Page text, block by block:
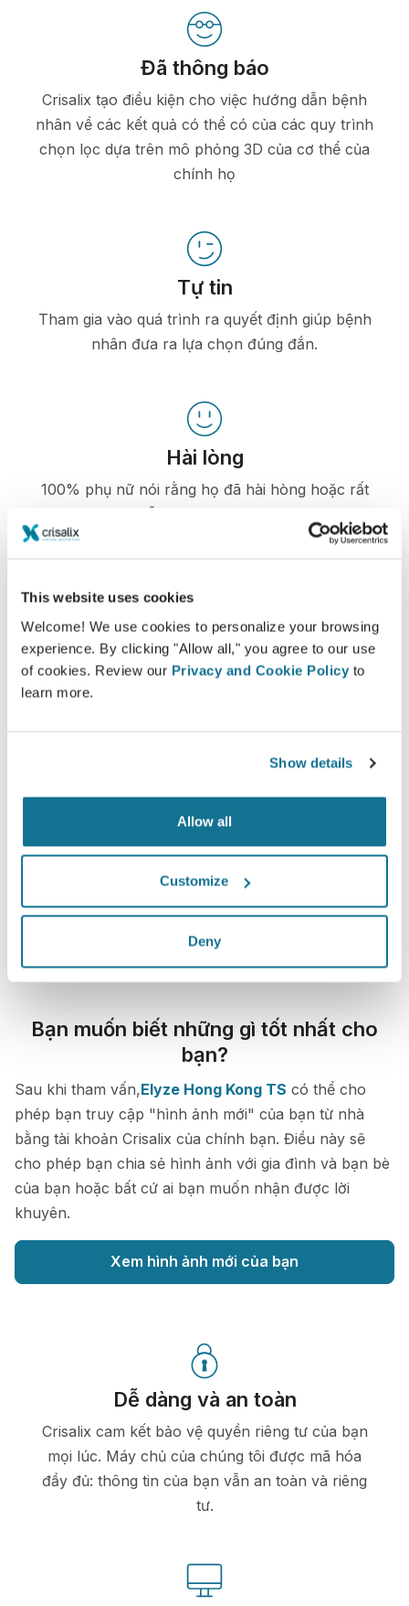
This website uses cookies
Welcome! We use cookies to personalize your browsing
experience. By clicking "Allow all," you agree to our use
of cookies. Review our Privacy and Cookie Policy to
learn more.
Show details
Allow all
Customize
Deny
Đã thông báo
Crisalix tạo điều kiện cho việc hướng dẫn bệnh
nhân về các kết quả có thể có của các quy trình
chọn lọc dựa trên mô phỏng 3D của cơ thể của
chính họ
Tự tin
Tham gia vào quá trình ra quyết định giúp bệnh
nhân đưa ra lựa chọn đúng đắn.
Hài lòng
100% phụ nữ nói rằng họ đã hài hòng hoặc rất
hài lòng với phẫu thuật của mình sau khi nhìn
ảnh mô phỏng 3D Crisalix trước phẫu thuật.*
*Khảo sát trực tuyến được tiến hành giữa các bệnh nhân nâng
ngực đã trải qua phẫu thuật từ tháng 5 năm 2010 đến tháng 9
năm 2011 tại Thụy Sĩ.
Bạn muốn biết những gì tốt nhất cho
bạn?
Sau khi tham vấn,Elyze Hong Kong TS có thể cho
phép bạn truy cập "hình ảnh mới" của bạn từ nhà
bằng tài khoản Crisalix của chính bạn. Điều này sẽ
cho phép bạn chia sẻ hình ảnh với gia đình và bạn bè
của bạn hoặc bất cứ ai bạn muốn nhận được lời
khuyên.
Xem hình ảnh mới của bạn
Dễ dàng và an toàn
Crisalix cam kết bảo vệ quyền riêng tư của bạn
mọi lúc. Máy chủ của chúng tôi được mã hóa
đầy đủ: thông tin của bạn vẫn an toàn và riêng
tư.